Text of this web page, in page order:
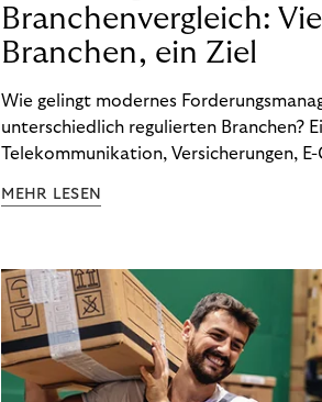
Branchenvergleich:
Branchen, ein Ziel
Wie gelingt modernes
unterschiedlich regulierten Branchen?
Telekommunikation, Versicherungen,
wirksam reduzieren will, braucht keine
MEHR LESEN